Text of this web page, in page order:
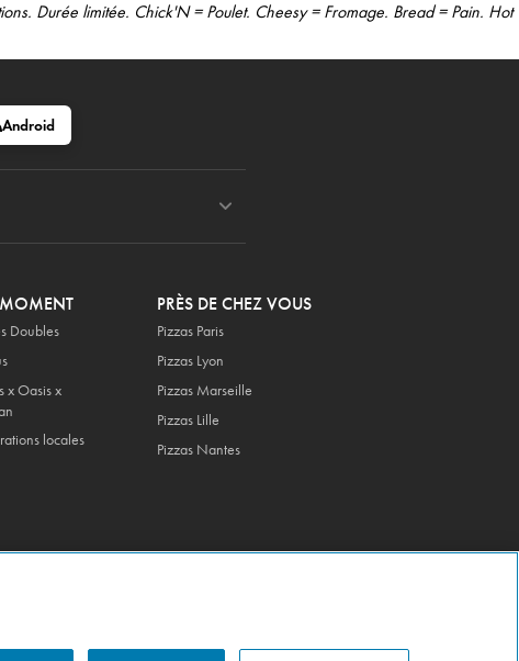
Durée limitée. Chick'N = Poulet. Cheesy = Fromage. Bread = Pain. Hot
Android
Doubles
x Oasis x
locales
PRÈS DE CHEZ VOUS
Pizzas Paris
Pizzas Lyon
Pizzas Marseille
Pizzas Lille
Pizzas Nantes